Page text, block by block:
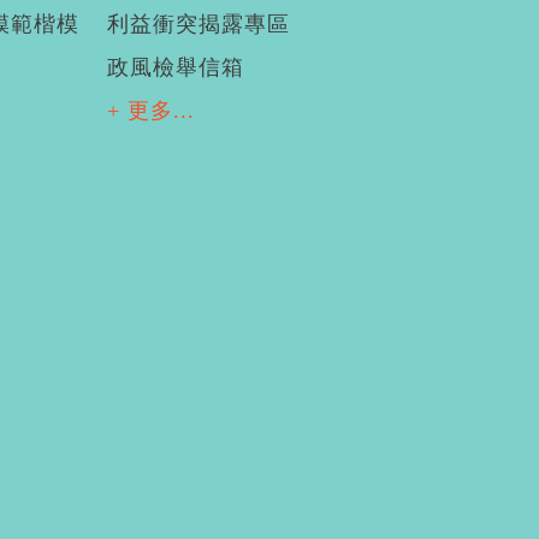
範楷模
利益衝突揭露專區
政風檢舉信箱
+ 更多...